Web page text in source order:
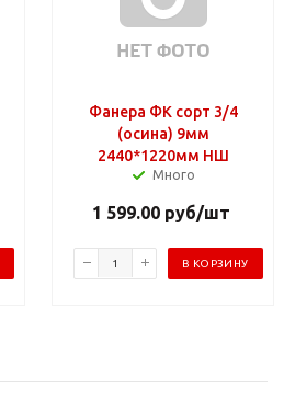
Фанера ФК сорт 3/4
(осина) 9мм
2440*1220мм НШ
Много
1 599.00 руб/шт
В КОРЗИНУ